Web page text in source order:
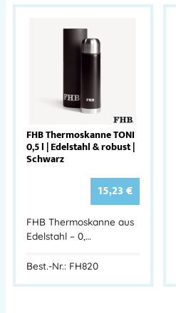
FHB Thermoskanne TONI
0,5 l | Edelstahl & robust |
Schwarz
15,23€
FHB Thermoskanne aus
Edelstahl – 0,…
Best.-Nr.: FH820